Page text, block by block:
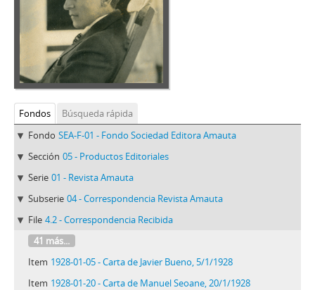
Fondos
Búsqueda rápida
Fondo SEA-F-01 - Fondo Sociedad Editora Amauta
Sección 05 - Productos Editoriales
Serie 01 - Revista Amauta
Subserie 04 - Correspondencia Revista Amauta
File 4.2 - Correspondencia Recibida
41 más...
Item 1928-01-05 - Carta de Javier Bueno, 5/1/1928
Item 1928-01-20 - Carta de Manuel Seoane, 20/1/1928